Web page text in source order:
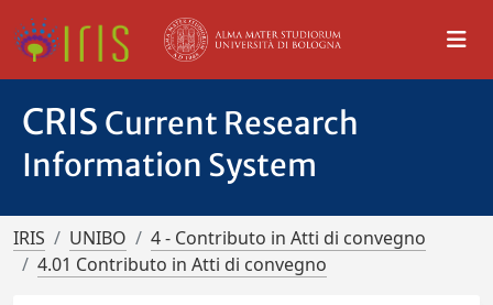
CRIS Current Research
Information System
IRIS UNIBO
4 - Contributo in Atti di convegno
4.01 Contributo in Atti di convegno